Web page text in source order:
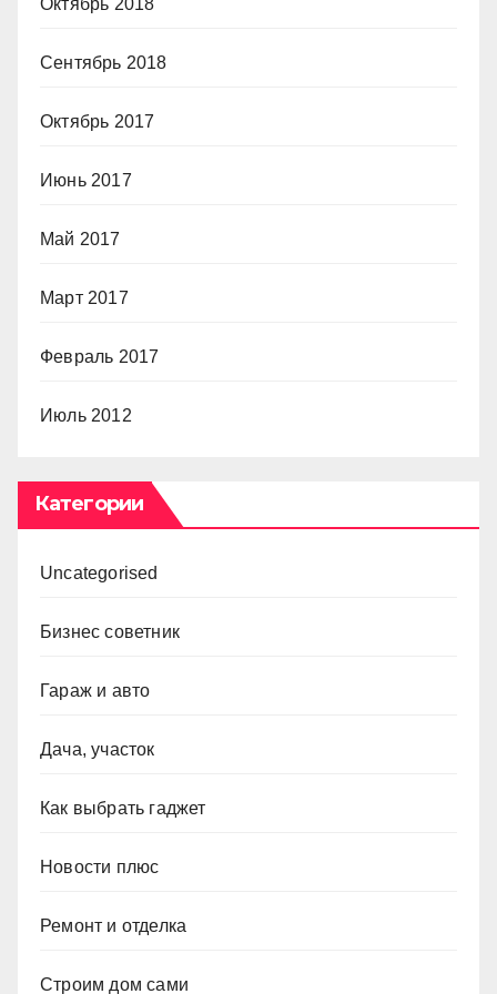
Сентябрь 2018
Октябрь 2017
Июнь 2017
Май 2017
Март 2017
Февраль 2017
Июль 2012
Категории
Uncategorised
Бизнес советник
Гараж и авто
Дача, участок
Как выбрать гаджет
Новости плюс
Ремонт и отделка
Строим дом сами